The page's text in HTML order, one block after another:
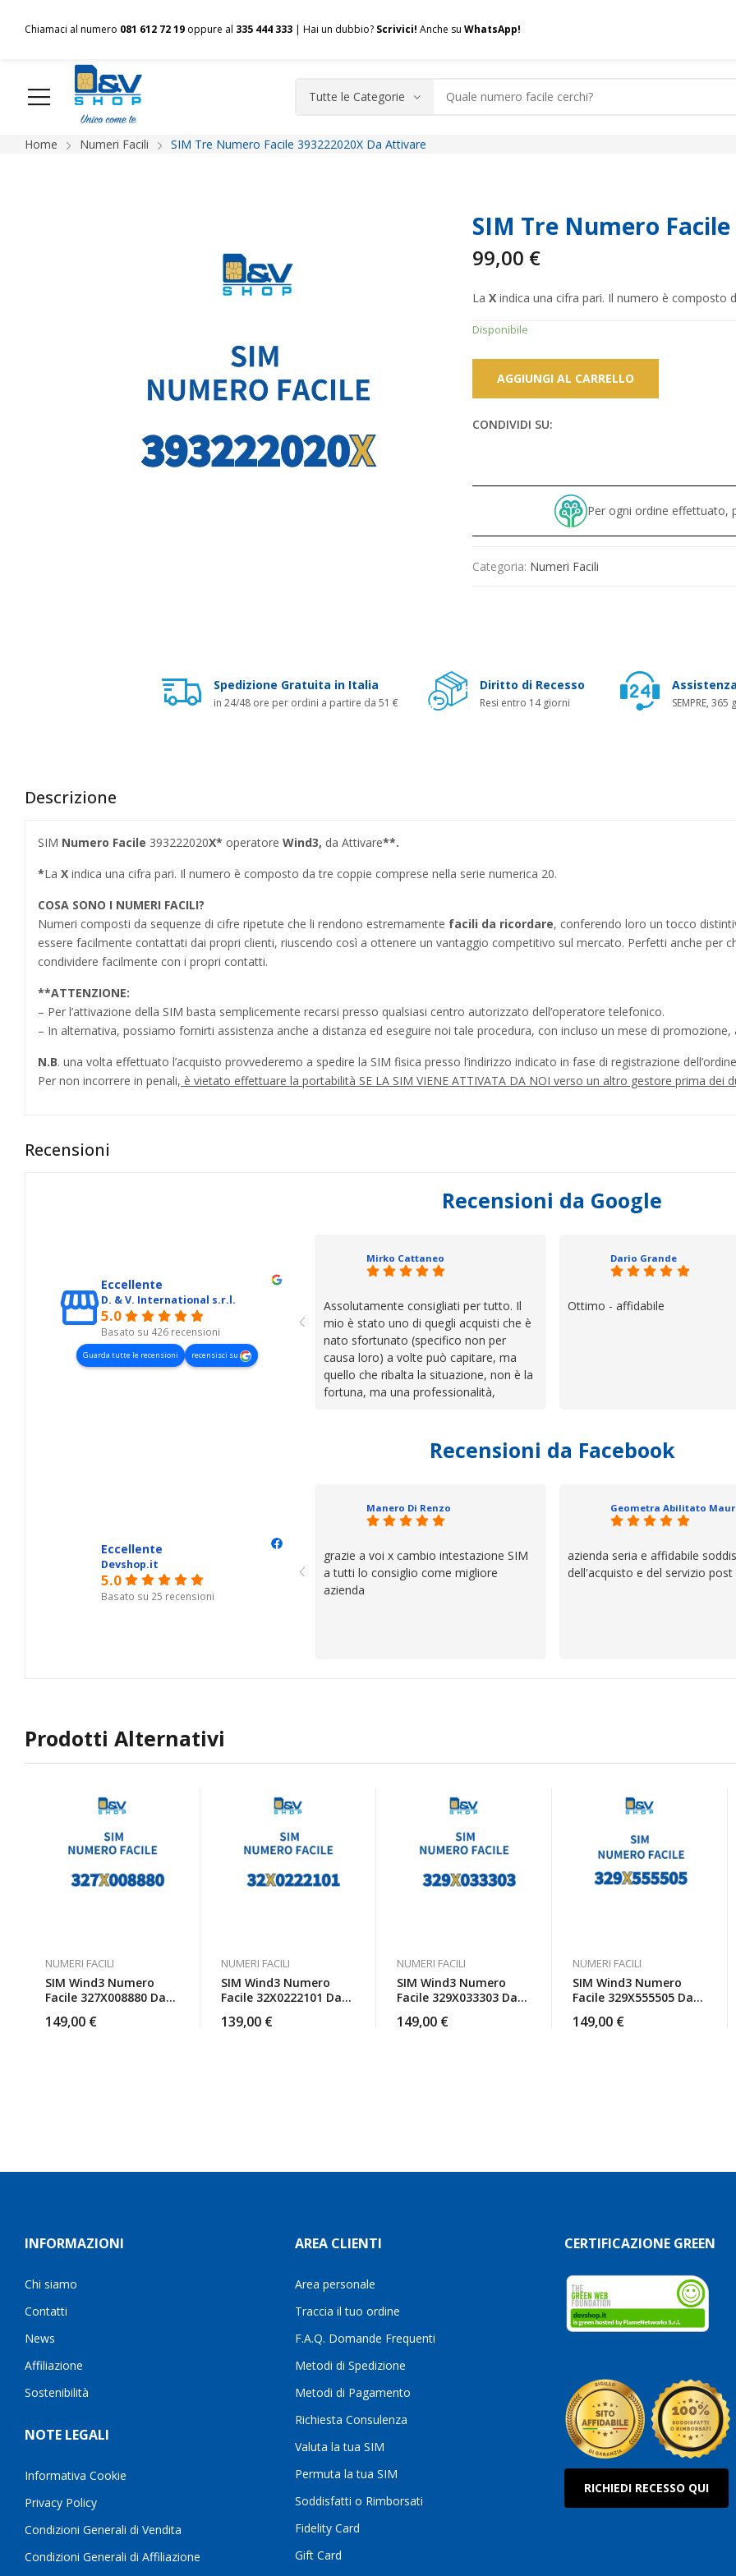
Chiamaci al numero 081 612 72 19 oppure al 335 444 333 | Hai un dubbio? Scrivici! Anche su WhatsApp!
HOME Chi siamo Shop Spedizioni Pagamenti F.A.Q. Contatti
Home Numeri Facili SIM Tre Numero Facile 393222020X Da Attivare
SIM Tre Numero
99,00 €
La X indica una cifra pari. Il numero è composto
Disponibile
AGGIUNGI AL CARRELLO
CONDIVIDI SU:
Per ogni ordine effettuato,
Categoria: Numeri Facili
Spedizione Gratuita in Italia
in 24/48 ore per ordini a partire da 51 €
Diritto di Recesso
Resi entro 14 giorni SEMPRE, 365
Descrizione
SIM Numero Facile 393222020X* operatore Wind3, da Attivare**.
*La X indica una cifra pari. Il numero è composto da tre coppie comprese nella serie numerica 20.
COSA SONO I NUMERI FACILI?
Numeri composti da sequenze di cifre ripetute che li rendono estremamente facili da ricordare, conferendo loro un tocco
essere facilmente contattati dai propri clienti, riuscendo così a ottenere un vantaggio competitivo sul mercato. Perfetti anche per
condividere facilmente con i propri contatti.
**ATTENZIONE:
– Per l’attivazione della SIM basta semplicemente recarsi presso qualsiasi centro autorizzato dell’operatore telefonico.
– In alternativa, possiamo fornirti assistenza anche a distanza ed eseguire noi tale procedura, con incluso un mese di promozione,
N.B. una volta effettuato l’acquisto provvederemo a spedire la SIM fisica presso l’indirizzo indicato in fase di registrazione
Per non incorrere in penali, è vietato effettuare la portabilità SE LA SIM VIENE ATTIVATA DA NOI verso un altro gestore prima dei
Recensioni
Recensioni da Google
Eccellente
D. & V. International s.r.l.
5.0
Basato su 426 recensioni
Guarda tutte le recensioni recensisci su
Mirko Cattaneo
Assolutamente consigliati per tutto. Il
mio è stato uno di quegli acquisti che è
nato sfortunato (specifico non per
causa loro) a volte può capitare, ma
quello che ribalta la situazione, non è la
fortuna, ma una professionalità,
cose. Be', io qui è proprio quello che ho
trovato, un atteggiamento che va oltre
se avete bisogno siete in ottime mani.
Dario Grande
Ottimo - affidabile
Recensioni da Facebook
Eccellente
Devshop.it
5.0
Basato su 25 recensioni
Manero Di Renzo
grazie a voi x cambio intestazione SIM
a tutti lo consiglio come migliore
azienda
azienda seria e affidabile
dell'acquisto e del servizio post
Prodotti Alternativi
NUMERI FACILI
SIM Wind3 Numero
Facile 327X008880 Da
149,00 €
NUMERI FACILI
SIM Wind3 Numero
Facile 32X0222101 Da
139,00 €
NUMERI FACILI
SIM Wind3 Numero
Facile 329X033303 Da
149,00 €
NUMERI FACILI
SIM Wind3 Numero
Facile 329X555505 Da
149,00 €
INFORMAZIONI
Chi siamo
Contatti
News
Affiliazione
Sostenibilità
NOTE LEGALI
Informativa Cookie
Privacy Policy
Condizioni Generali di Vendita
Condizioni Generali di Affiliazione
AREA CLIENTI
Area personale
Traccia il tuo ordine
F.A.Q. Domande Frequenti
Metodi di Spedizione
Metodi di Pagamento
Richiesta Consulenza
Valuta la tua SIM
Permuta la tua SIM
Soddisfatti o Rimborsati
Fidelity Card
Gift Card
CERTIFICAZIONE GREEN
RICHIEDI RECESSO QUI